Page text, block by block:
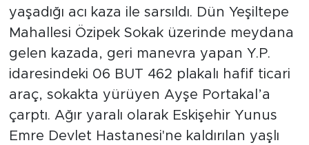
yaşadığı acı kaza ile sarsıldı. Dün Yeşiltepe
Mahallesi Özipek Sokak üzerinde meydana
gelen kazada, geri manevra yapan Y.P.
idaresindeki 06 BUT 462 plakalı hafif ticari
araç, sokakta yürüyen Ayşe Portakal’a
çarptı. Ağır yaralı olarak Eskişehir Yunus
Emre Devlet Hastanesi'ne kaldırılan yaşlı